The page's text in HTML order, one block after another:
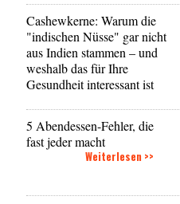
Cashewkerne: Warum die
"indischen Nüsse" gar nicht
aus Indien stammen – und
weshalb das für Ihre
Gesundheit interessant ist
5 Abendessen-Fehler, die
fast jeder macht
Weiterlesen >>